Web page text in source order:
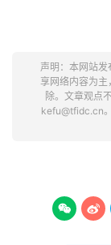
声明：本网站
享网络内容为主
除。文章观点
kefu@tfidc.cn。
 